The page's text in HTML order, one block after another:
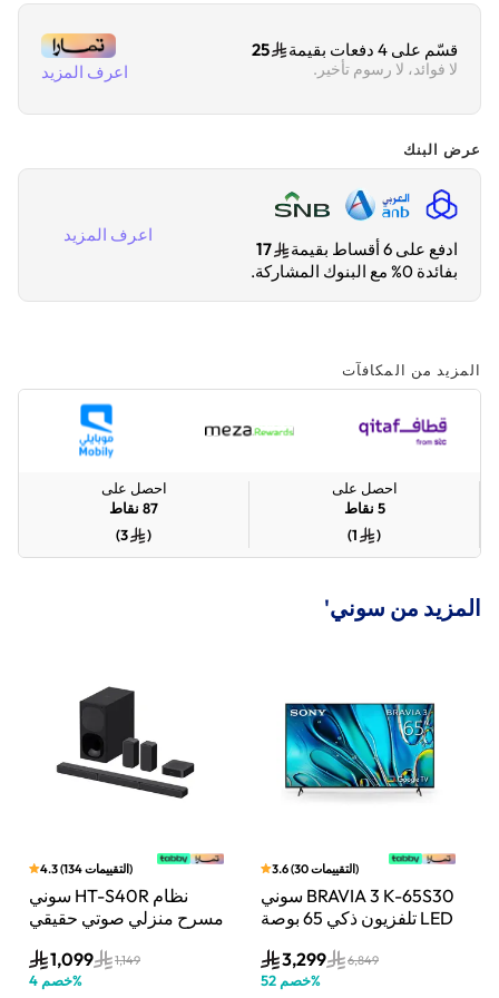
قسّم على 4 دفعات بقيمة 25
لا فوائد، لا رسوم تأخير. اعرف المزيد
عرض البنك
ادفع على 6 أقساط بقيمة
17
بفائدة 0% مع البنوك المشاركة.
اعرف المزيد
المزيد من المكافآت
احصل على
5 نقاط
(
1
)
احصل على
87 نقاط
(
3
)
المزيد من سوني'
4.3(134التقييمات)
سوني HT-S40R نظام
مسرح منزلي صوتي حقيقي
أسود1,099 1,149
خصم 4 %
3.6(30التقييمات)
سوني BRAVIA 3 K-65S30
تلفزيون ذكي 65 بوصة LED
ونظام Google TV3,299 6,849
خصم 52 %